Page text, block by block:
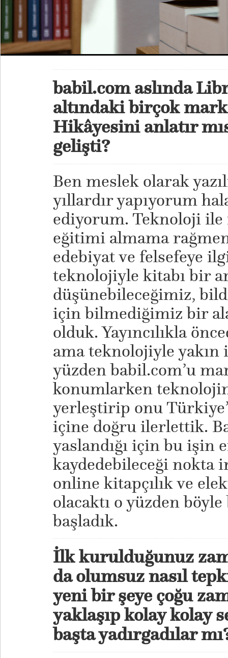
babil.com aslında
altındaki birçok
Hikâyesini anlatır
gelişti?
Ben meslek olarak
yıllardır yapıyorum
ediyorum. Teknoloji
eğitimi almama
edebiyat ve felsefeye
teknolojiyle kitabı bir
düşünebileceğimiz,
için bilmediğimiz bir
olduk. Yayıncılıkla
ama teknolojiyle yakın
yüzden babil.com’u
konumlarken
yerleştirip onu
içine doğru ilerlettik.
yaslandığı için bu işin
kaydedebileceği nokta
online kitapçılık ve
olacaktı o yüzden
başladık.
İlk kurulduğunuz
da olumsuz nasıl
yeni bir şeye çoğu
yaklaşıp kolay kolay
başta yadırgadılar